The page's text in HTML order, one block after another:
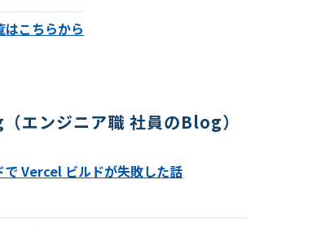
はこちらから
エンジニア職 社員のBlog）
Vercel ビルドが失敗した話